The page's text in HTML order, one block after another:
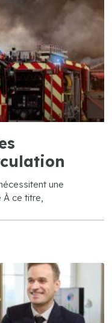
une
ce titre,